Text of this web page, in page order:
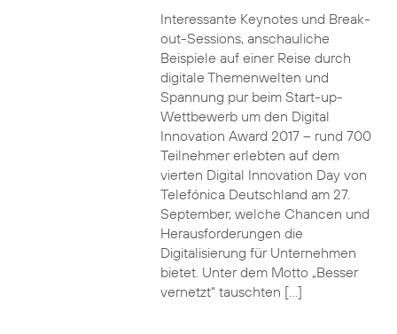
Interessante Keynotes und Break-
out-Sessions, anschauliche
Beispiele auf einer Reise durch
digitale Themenwelten und
Spannung pur beim Start-up-
Wettbewerb um den Digital
Innovation Award 2017 – rund 700
Teilnehmer erlebten auf dem
vierten Digital Innovation Day von
Telefónica Deutschland am 27.
September, welche Chancen und
Herausforderungen die
Digitalisierung für Unternehmen
bietet. Unter dem Motto „Besser
vernetzt“ tauschten […]